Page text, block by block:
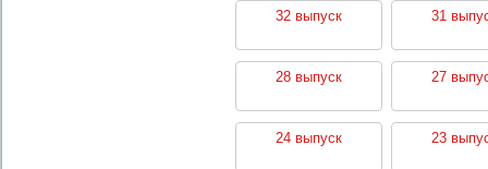
32 выпуск 31
28 выпуск 27
24 выпуск 23